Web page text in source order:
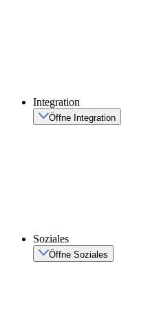
Integration
Öffne Integration
Soziales
Öffne Soziales